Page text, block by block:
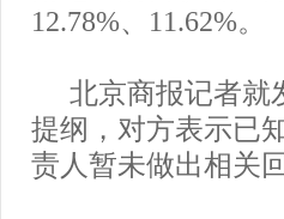
12.78%、11.62%。
北京商报记者就
提纲，对方表示已
责人暂未做出相关